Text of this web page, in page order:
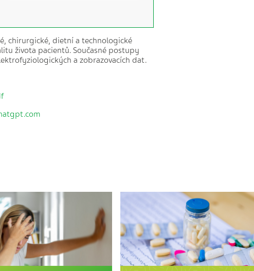
chirurgické, dietní a technologické
života pacientů. Současné postupy
a zobrazovacích dat.